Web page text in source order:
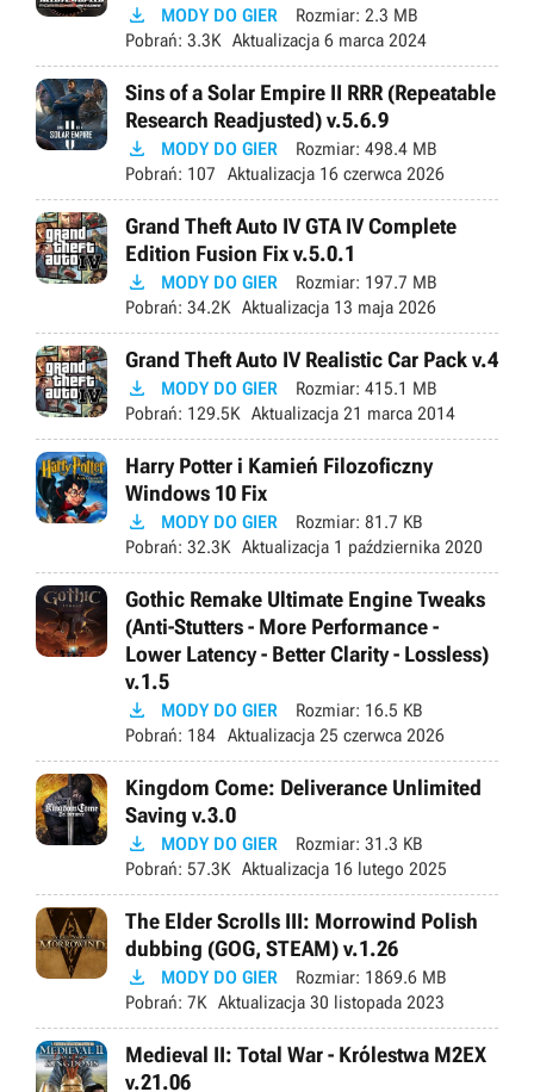
 MODY DO GIER Rozmiar: 2.3 MB
Pobrań: 3.3K Aktualizacja 6 marca 2024
Sins of a Solar Empire II RRR (Repeatable
Research Readjusted) v.5.6.9
 MODY DO GIER Rozmiar: 498.4 MB
Pobrań: 107 Aktualizacja 16 czerwca 2026
Grand Theft Auto IV GTA IV Complete
Edition Fusion Fix v.5.0.1
 MODY DO GIER Rozmiar: 197.7 MB
Pobrań: 34.2K Aktualizacja 13 maja 2026
Grand Theft Auto IV Realistic Car Pack v.4
 MODY DO GIER Rozmiar: 415.1 MB
Pobrań: 129.5K Aktualizacja 21 marca 2014
Harry Potter i Kamień Filozoficzny
Windows 10 Fix
 MODY DO GIER Rozmiar: 81.7 KB
Pobrań: 32.3K Aktualizacja 1 października 2020
Gothic Remake Ultimate Engine Tweaks
(Anti-Stutters - More Performance -
Lower Latency - Better Clarity - Lossless)
v.1.5
 MODY DO GIER Rozmiar: 16.5 KB
Pobrań: 184 Aktualizacja 25 czerwca 2026
Kingdom Come: Deliverance Unlimited
Saving v.3.0
 MODY DO GIER Rozmiar: 31.3 KB
Pobrań: 57.3K Aktualizacja 16 lutego 2025
The Elder Scrolls III: Morrowind Polish
dubbing (GOG, STEAM) v.1.26
 MODY DO GIER Rozmiar: 1869.6 MB
Pobrań: 7K Aktualizacja 30 listopada 2023
Medieval II: Total War - Królestwa M2EX
v.21.06